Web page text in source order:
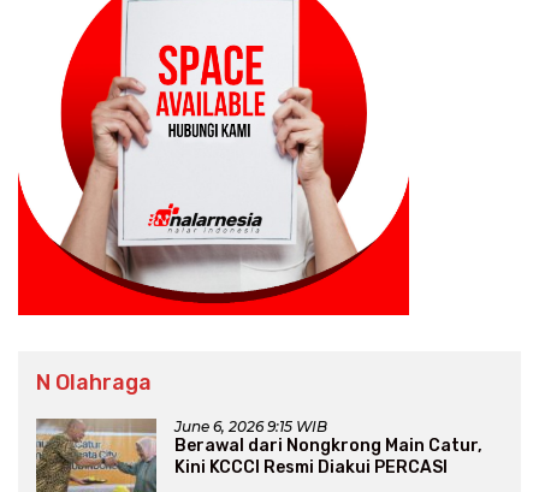
N Olahraga
June 6, 2026 9:15 WIB
Berawal dari Nongkrong Main Catur,
Kini KCCCI Resmi Diakui PERCASI